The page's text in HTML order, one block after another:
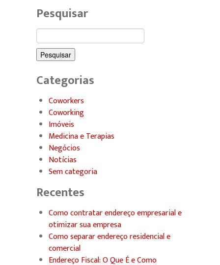
Pesquisar
Pesquisar
por:
Categorias
Coworkers
Coworking
Imóveis
Medicina e Terapias
Negócios
Notícias
Sem categoria
Recentes
Como contratar endereço empresarial e
otimizar sua empresa
Como separar endereço residencial e
comercial
Endereço Fiscal: O Que É e Como